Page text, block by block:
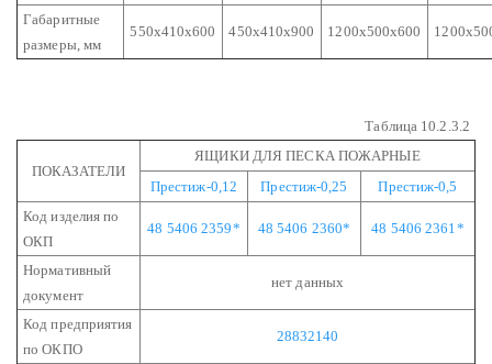
Габаритные
размеры, мм
550х410х600 450х410х900 1200х500х600
Таблица 10.2.3.2
ПОКАЗАТЕЛИ
ЯЩИКИ ДЛЯ ПЕСКА ПОЖАРНЫЕ
Престиж-0,12
Престиж-0,25
Престиж-0,5
Код изделия по
ОКП
48 5406 2359* 48 5406 2360* 48 5406 2361*
Нормативный
документ
нет данных
Код предприятия
по ОКПО
28832140